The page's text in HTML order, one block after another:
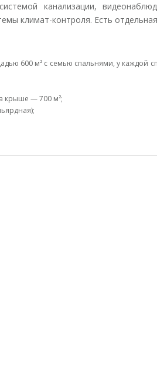
канализации,
климат-контроля. Есть
600 м² с семью спальнями, у каждой
крыше — 700 м²;